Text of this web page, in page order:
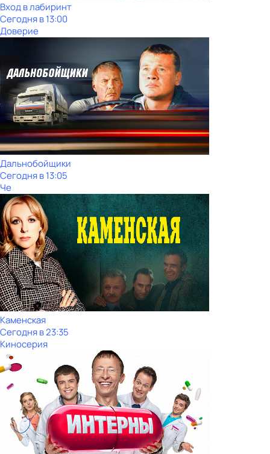
Вход в лабиринт
Сегодня в 13:00
Доверие
Дальнобойщики
Сегодня в 13:05
Че
Каменская
Сегодня в 23:35
Киносерия